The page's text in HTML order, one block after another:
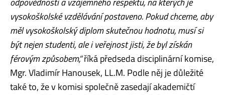
vysokoškolské vzdělávání postaveno. Pokud chceme, aby
měl vysokoškolský diplom skutečnou hodnotu, musí si
být nejen studenti, ale i veřejnost jisti, že byl získán
férovým způsobem,“říká předseda disciplinární komise,
Mgr. Vladimír Hanousek, LL.M. Podle něj je důležité
také to, že v komisi společně zasedají akademičtí